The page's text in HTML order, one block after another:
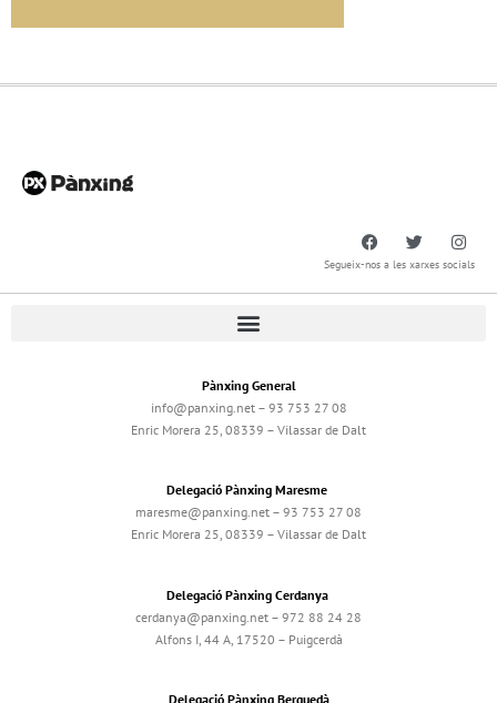
Segueix-nos a les xarxes socials
Pànxing General
info@panxing.net – 93 753 27 08
Enric Morera 25, 08339 – Vilassar de Dalt
Delegació Pànxing Maresme
maresme@panxing.net – 93 753 27 08
Enric Morera 25, 08339 – Vilassar de Dalt
Delegació Pànxing Cerdanya
cerdanya@panxing.net – 972 88 24 28
Alfons I, 44 A, 17520 – Puigcerdà
Delegació Pànxing Berguedà